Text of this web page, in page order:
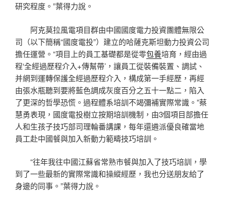
研究程度。”葉得力說。
阿克莫拉風電項目群由中國國度電力投資團體無限公
司（以下簡稱“國度電投”）建立的哈薩克斯坦動力投資公司
擔任運營。“項目上的員工基礎都是從零包養培育，經由過
程‘全經過歷程介入+傳幫帶’，讓員工從裝備裝置、調試、
并網到運轉保護全經過歷程介入，構成第一手經歷，再經
由張水瓶聽到要將藍色調成灰度百分之五十一點二，陷入
了更深的哲學恐慌。過程體系培訓不竭彌補實際常識。”蔡
慧勇表現，國度電投樹立按期培訓機制，由3個項目部擔任
人和生孩子技巧部司理輪番講課，每年還遴派優良確當地
員工赴中國餐與加入新動力範疇技巧培訓。
“往年我往中國江蘇省常熟市餐與加入了技巧培訓，學
到了一些最新的實際常識和操縱經歷，我也分送朋友給了
身邊的同事。”葉得力說。